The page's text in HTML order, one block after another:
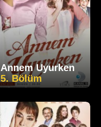
Annem Uyurken
5. Bölüm